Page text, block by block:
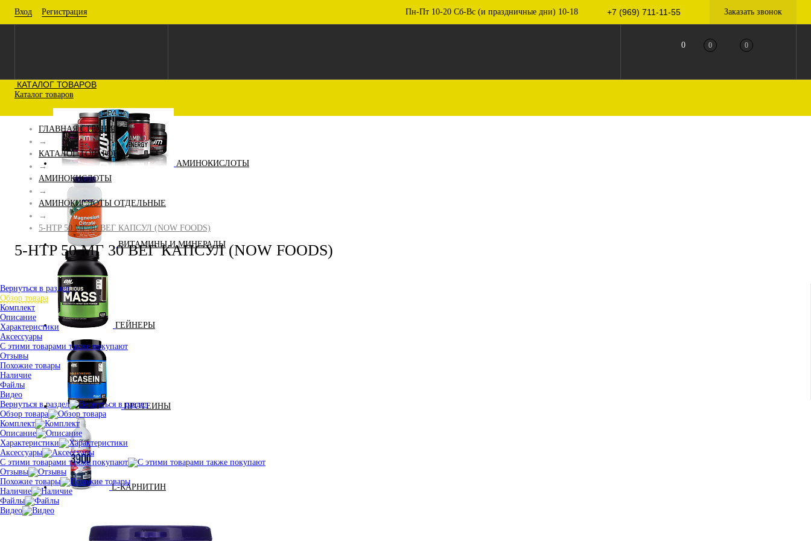
Вход Регистрация Пн-Пт 10-20 Сб-Вс (и праздничные дни) 10-18 +7 (969) 711-11-55 Заказать звонок
0 0 0
КАТАЛОГ ТОВАРОВ
Каталог товаров
АМИНОКИСЛОТЫ
ВИТАМИНЫ И МИНЕРАЛЫ
ГЕЙНЕРЫ
ПРОТЕИНЫ
L-КАРНИТИН
ГЛАВНАЯ СТРАНИЦА
→
КАТАЛОГ ТОВАРОВ
→
АМИНОКИСЛОТЫ
→
АМИНОКИСЛОТЫ ОТДЕЛЬНЫЕ
→
5-HTP 50 МГ 30 ВЕГ КАПСУЛ (NOW FOODS)
5-HTP 50 МГ 30 ВЕГ КАПСУЛ (NOW FOODS)
Вернуться в раздел
Обзор товара
Комплект
Описание
Характеристики
Аксессуары
С этими товарами также покупают
Отзывы
Похожие товары
Наличие
Файлы
Видео
Вернуться в раздел
Обзор товара
Комплект
Описание
Характеристики
Аксессуары
С этими товарами также покупают
Отзывы
Похожие товары
Наличие
Файлы
Видео